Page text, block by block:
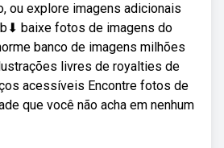
ou explore imagens adicionais
baixe fotos de imagens do
banco de imagens milhões
livres de royalties de
acessíveis Encontre fotos de
que você não acha em nenhum